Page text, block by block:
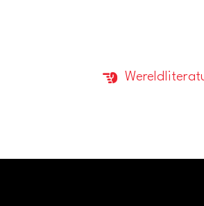
Evenement